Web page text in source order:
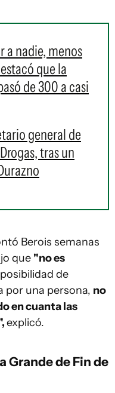
a nadie, menos
que la
de 300 a casi
general de
tras un
Berois semanas
que "no es
de
por una persona, no
en cuanta las
explicó.
Grande de Fin de